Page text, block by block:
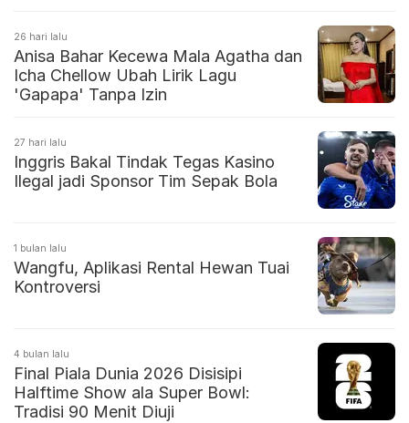
26 hari lalu
Anisa Bahar Kecewa Mala Agatha dan
Icha Chellow Ubah Lirik Lagu
'Gapapa' Tanpa Izin
27 hari lalu
Inggris Bakal Tindak Tegas Kasino
Ilegal jadi Sponsor Tim Sepak Bola
1 bulan lalu
Wangfu, Aplikasi Rental Hewan Tuai
Kontroversi
4 bulan lalu
Final Piala Dunia 2026 Disisipi
Halftime Show ala Super Bowl:
Tradisi 90 Menit Diuji